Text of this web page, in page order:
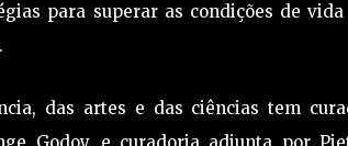
para superar as condições de
das artes e das ciências tem